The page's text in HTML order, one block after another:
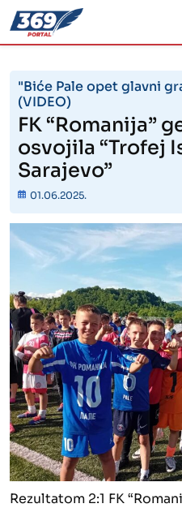
"Biće Pale opet glavni
(VIDEO)
FK “Romanija”
osvojila “Trofej
Sarajevo”
01.06.2025.
Rezultatom 2:1 FK